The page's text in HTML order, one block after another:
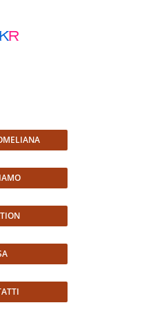
R